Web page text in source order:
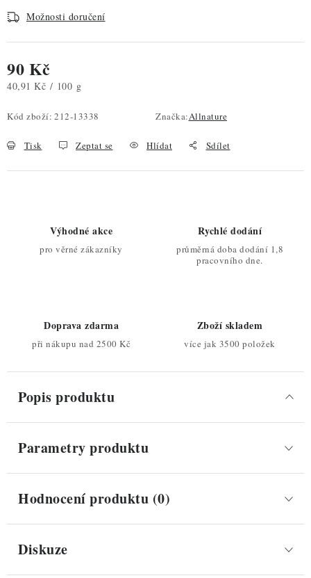
Možnosti doručení
90 Kč
Měrná cena:
40,91 Kč / 100 g
Kód zboží: 212-13338 Značka:Allnature
Tisk Zeptat se Hlídat Sdílet
Výhodné akce
pro věrné zákazníky
Rychlé dodání
průměrná doba dodání 1,8
pracovního dne.
Doprava zdarma
při nákupu nad 2500 Kč
Zboží skladem
více jak 3500 položek
Popis produktu
Parametry produktu
Hodnocení produktu (0)
Diskuze